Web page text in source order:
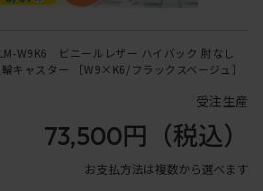
W9K6 ビニールレザー ハイバック 肘なし
キャスター ［W9×K6/フラックスベージュ］
受注生産
73,500円 （税込）
お支払方法は複数から選べます